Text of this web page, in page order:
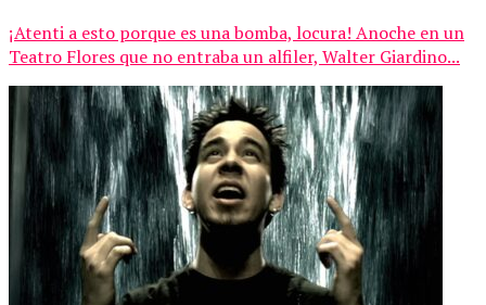
¡Atenti a esto porque es una bomba, locura! Anoche en un
Teatro Flores que no entraba un alfiler, Walter Giardino...